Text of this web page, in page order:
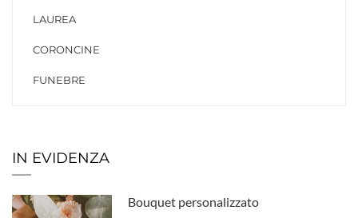
LAUREA
CORONCINE
FUNEBRE
IN EVIDENZA
Bouquet personalizzato